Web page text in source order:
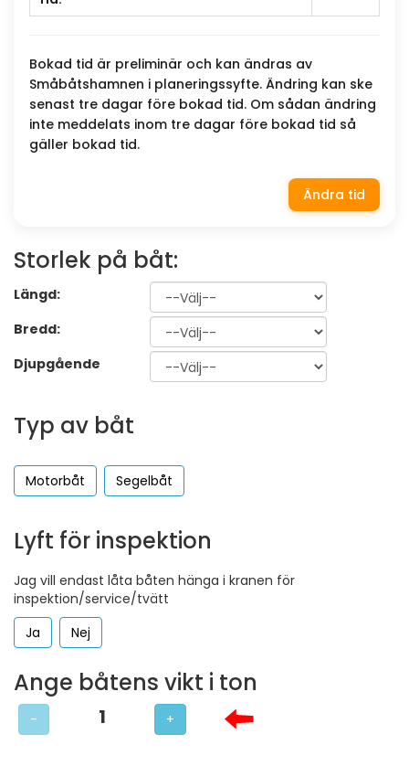
Bokad tid är preliminär och kan ändras av
Småbåtshamnen i planeringssyfte. Ändring kan ske
senast tre dagar före bokad tid. Om sådan ändring
inte meddelats inom tre dagar före bokad tid så
gäller bokad tid.
Ändra tid
Storlek på båt:
Längd:
Bredd:
Djupgående
Typ av båt
Motorbåt Segelbåt
Lyft för inspektion
Jag vill endast låta båten hänga i kranen för
inspektion/service/tvätt
Ja
Nej
Ange båtens vikt i ton
- 1 +